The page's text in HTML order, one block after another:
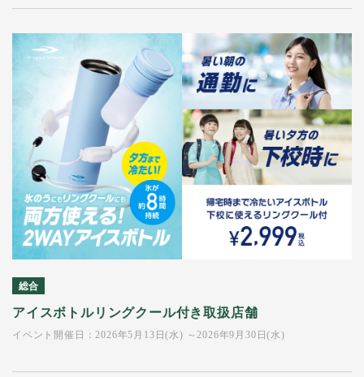
総合
アイスボトルリングクール付き取扱店舗
イベント開催日：2026年5月13日(水) ～2026年9月30日(水)